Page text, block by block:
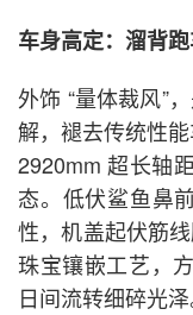
车身高定：溜背
外饰 “量体裁风”
解，褪去传统性
2920mm 超长轴
态。低伏鲨鱼鼻
性，机盖起伏筋
珠宝镶嵌工艺，
日间流转细碎光泽